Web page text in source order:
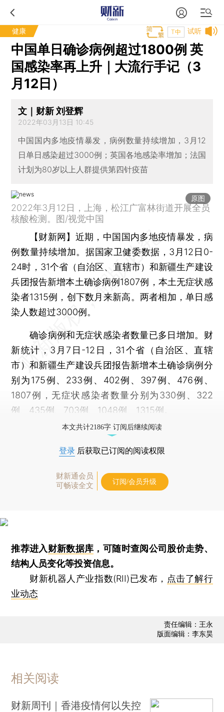
健康 试听
T中
中国单日确诊病例超过1800例 英
国感染率再上升｜大流行手记（3
月12日）
文｜财新 刘登辉
2022年03月13日 10:45
中国国内多地疫情暴发，病例数量持续增加，3月12
日单日感染超过3000例；英国各地感染率增加；法国
计划为80岁以上人群提供第四针疫苗
原图
2022年3月12日，上海，松江广富林街道开展全员
核酸检测。图/视觉中国
【财新网】 近期，中国国内多地疫情暴发，病
例数量持续增加。据国家卫健委数据，3月12日0-
24时，31个省（自治区、直辖市）和新疆生产建设
兵团报告新增本土确诊病例1807例，本土无症状感
染者1315例，创下数月来新高。两者相加，单日感
染人数超过3000例。
确诊病例和无症状感染者数量已多日增加。财
新统计，3月7日-12日，31个省（自治区、直辖
市）和新疆生产建设兵团报告新增本土确诊病例分
别为175例、233例、402例、397例、476例、
1807例，无症状感染者数量分别为330例、322
例、435例、703例、1048例、1315例。
本文共计2186字 订阅后继续阅读
登录 后获取已订阅的阅读权限
财新通会员
可畅读全文
订阅/会员升级
推荐进入财新数据库 ，可随时查阅公司股价走势、
结构人员变化等投资信息。
财新机器人产业指数(RII)已发布， 点击了解行
业动态
责任编辑：王永
版面编辑：李东昊
相关阅读
财新周刊｜香港疫情何以失控